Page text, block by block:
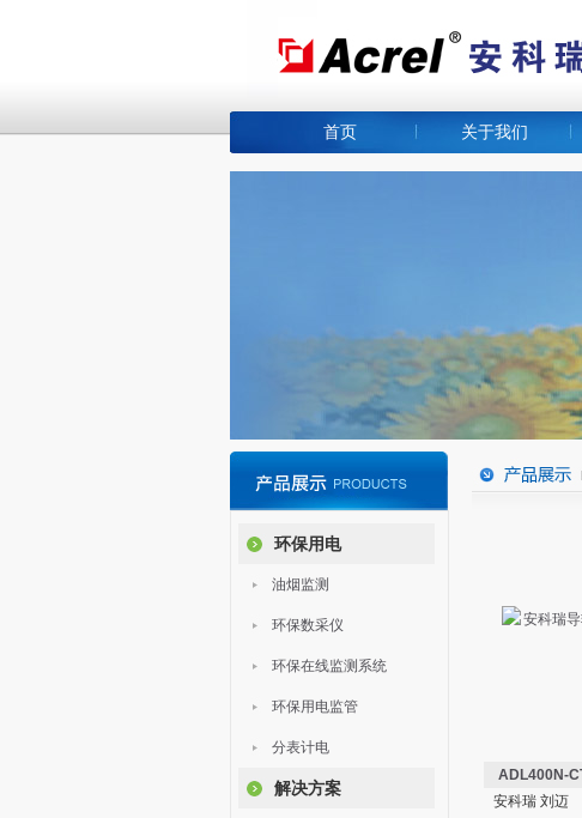
首页 关于我们
环保用电
油烟监测
环保数采仪
环保在线监测系统
环保用电监管
分表计电
解决方案
ADL400N-
安科瑞 刘迈